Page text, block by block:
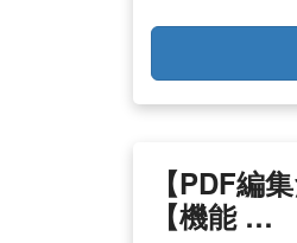
【PDF編
【機能 …